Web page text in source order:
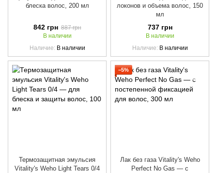
блеска волос, 200 мл
842 грн 887 грн
В наличии
Наличие В наличии
локонов и объема волос, 150
мл
737 грн
В наличии
Наличие В наличии
Термозащитная эмульсия
Vitality's Weho Light Tears 0/4
−5%
Лак без газа Vitality's Weho
Perfect No Gas — с